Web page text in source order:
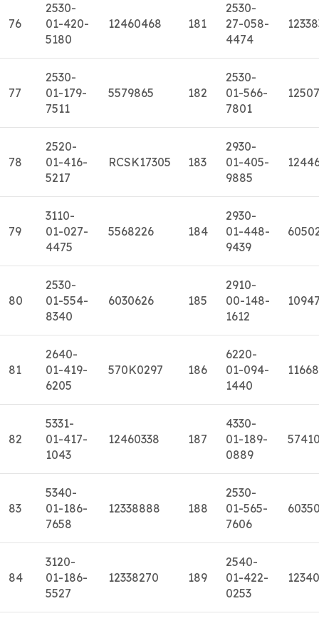
76
2530-
01-420-
5180
12460468 181
2530-
27-058-
4474
77
2530-
01-179-
7511
5579865 182
2530-
01-566-
7801
78
2520-
01-416-
5217
RCSK17305 183
2930-
01-405-
9885
79
3110-
01-027-
4475
5568226 184
2930-
01-448-
9439
80
2530-
01-554-
8340
6030626 185
2910-
00-148-
1612
81
2640-
01-419-
6205
570K0297 186
6220-
01-094-
1440
82
5331-
01-417-
1043
12460338 187
4330-
01-189-
0889
83
5340-
01-186-
7658
12338888 188
2530-
01-565-
7606
84
3120-
01-186-
5527
12338270 189
2540-
01-422-
0253